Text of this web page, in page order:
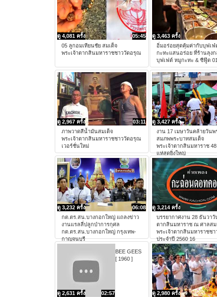
05:45
ดู 4,081 ครั้ง
05 ลูกอมเทียนชัย สมเด็จ
พระเจ้าตากสินมหาราชชาววัดอรุณ
ดู 3,463 ครั้ง
อิ่มอร่อยสุดคุ้มค่ากับบุฟเ
กะทะแสนอร่อย ที่ร้านลุงก
บุฟเฟต์ หมูกะทะ & ซีฟู๊ด
03:11
ดู 2,967 ครั้ง
ภาพวาดสีน้ำมันสมเด็จ
พระเจ้าตากสินมหาราชชาววัดอรุณ
เวอร์ชั่นใหม่
ดู 3,427 ครั้ง
งาน 17 เมษาวันคล้ายวันพ
สมภพพระบาทสมเด็จ
พระเจ้าตากสินมหาราช
แห่สุดยิ่งใหญ่
06:08
ดู 3,232 ครั้ง
กต.ตร.สน.บางกอกใหญ่ แถลงข่าว
งานแรลลี่ปลูกป่าการกุศล
กต.ตร.สน.บางกอกใหญ่ กรุงเทพ-
กาญจนบุรี
ดู 3,214 ครั้ง
บรรยากาศงาน 28 ธันวาวั
ตากสินมหาราช ณ ศาลสม
พระเจ้าตากสินมหาราชช
ประจำปี 2560 16
02:57
ดู 2,631 ครั้ง
BEE GEES
[ 1960 ]
ดู 2,980 ครั้ง